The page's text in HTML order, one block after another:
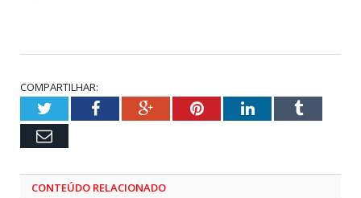
COMPARTILHAR:
TwitterFacebookGoogle+PinterestLinkedInTumblr
Email
CONTEÚDO RELACIONADO